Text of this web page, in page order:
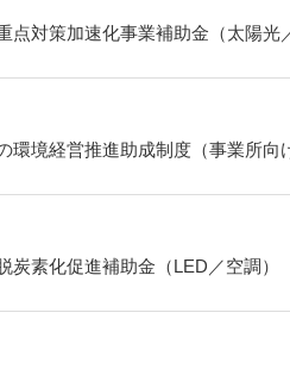
点対策加速化事業補助金（太陽光
環境経営推進助成制度（事業所
炭素化促進補助金（LED／空調）